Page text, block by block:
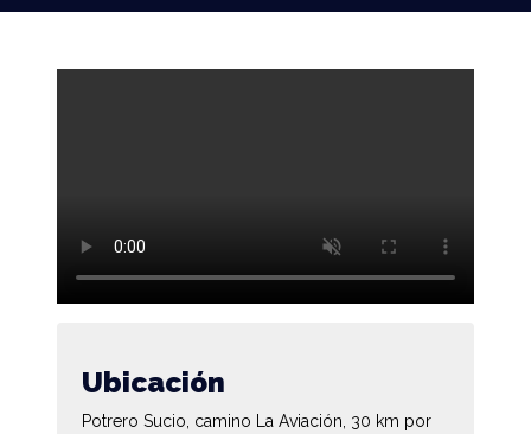
Ubicación
Potrero Sucio, camino La Aviación, 30 km por